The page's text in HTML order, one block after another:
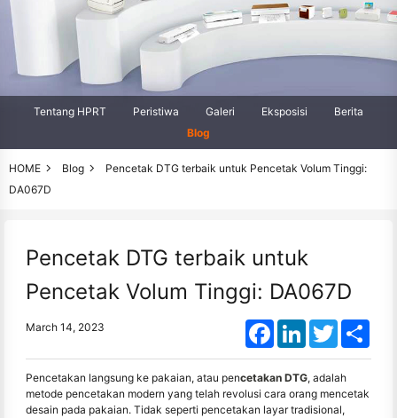
Tentang HPRT Peristiwa Galeri Eksposisi
Berita
Blog
HOME Blog
Pencetak DTG terbaik untuk Pencetak Volum Tinggi:
DA067D
Pencetak DTG terbaik untuk
Pencetak Volum Tinggi: DA067D
March 14, 2023 FacebookLinkedInTwitter
Pencetakan langsung ke pakaian, atau pencetakan DTG, adalah
metode pencetakan modern yang telah revolusi cara orang mencetak
desain pada pakaian. Tidak seperti pencetakan layar tradisional,